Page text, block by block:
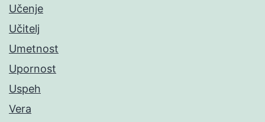
Učenje
Učitelj
Umetnost
Upornost
Uspeh
Vera